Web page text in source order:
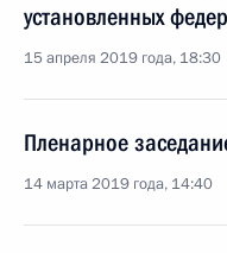
установленных
15 апреля 2019 года, 18:30
Пленарное
14 марта 2019 года, 14:40